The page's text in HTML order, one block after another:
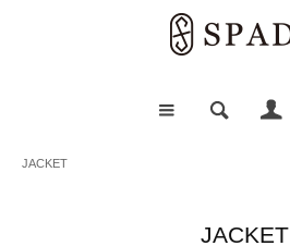
JACKET
JACKET